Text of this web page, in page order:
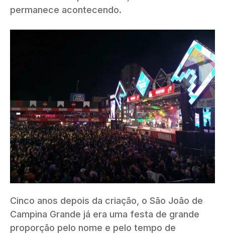
permanece acontecendo.
Cinco anos depois da criação, o São João de
Campina Grande já era uma festa de grande
proporção pelo nome e pelo tempo de